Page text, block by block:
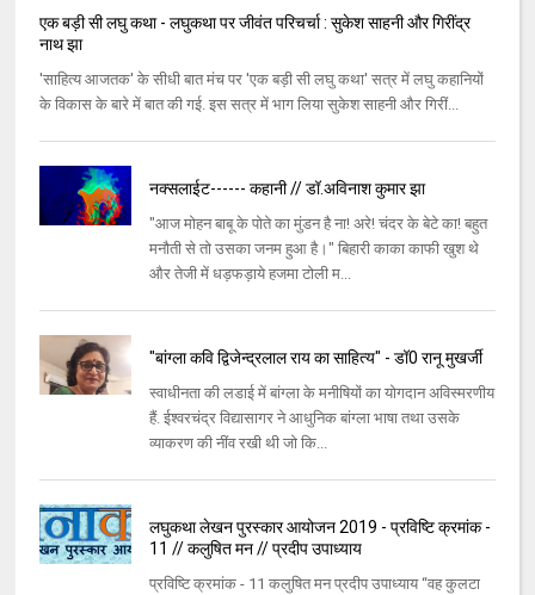
एक बड़ी सी लघु कथा - लघुकथा पर जीवंत परिचर्चा : सुकेश साहनी और गिरींद्र
नाथ झा
'साहित्य आजतक' के सीधी बात मंच पर 'एक बड़ी सी लघु कथा' सत्र में लघु कहानियों
के विकास के बारे में बात की गई. इस सत्र में भाग लिया सुकेश साहनी और गिरीं...
नक्सलाईट------ कहानी // डॉ.अविनाश कुमार झा
"आज मोहन बाबू के पोते का मुंडन है ना! अरे! चंदर के बेटे का! बहुत
मनौती से तो उसका जनम हुआ है।" बिहारी काका काफी खुश थे
और तेजी में धड़फड़ाये हजमा टोली म...
"बांग्ला कवि द्विजेन्द्रलाल राय का साहित्य" - डॉ0 रानू मुखर्जी
स्वाधीनता की लडाई में बांग्ला के मनीषियों का योगदान अविस्मरणीय
हैं. ईश्वरचंद्र विद्यासागर ने आधुनिक बांग्ला भाषा तथा उसके
व्याकरण की नींव रखी थी जो कि...
लघुकथा लेखन पुरस्कार आयोजन 2019 - प्रविष्टि क्रमांक -
11 // कलुषित मन // प्रदीप उपाध्याय
प्रविष्टि क्रमांक - 11 कलुषित मन प्रदीप उपाध्याय “वह कुलटा